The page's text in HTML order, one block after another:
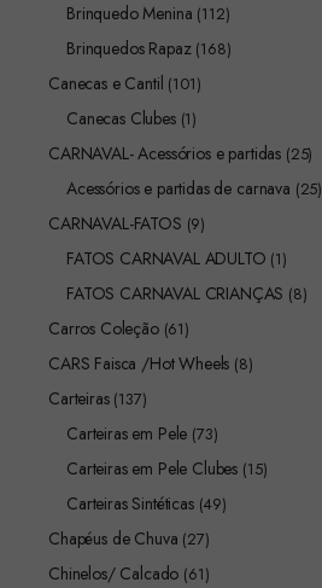
Brinquedo Menina (112)
Brinquedos Rapaz (168)
Canecas e Cantil (101)
Canecas Clubes (1)
CARNAVAL- Acessórios e partidas (25)
Acessórios e partidas de carnava (25)
CARNAVAL-FATOS (9)
FATOS CARNAVAL ADULTO (1)
FATOS CARNAVAL CRIANÇAS (8)
Carros Coleção (61)
CARS Faisca /Hot Wheels (8)
Carteiras (137)
Carteiras em Pele (73)
Carteiras em Pele Clubes (15)
Carteiras Sintéticas (49)
Chapéus de Chuva (27)
Chinelos/ Calcado (61)